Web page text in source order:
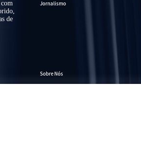
de
Jornalismo
Sobre Nós